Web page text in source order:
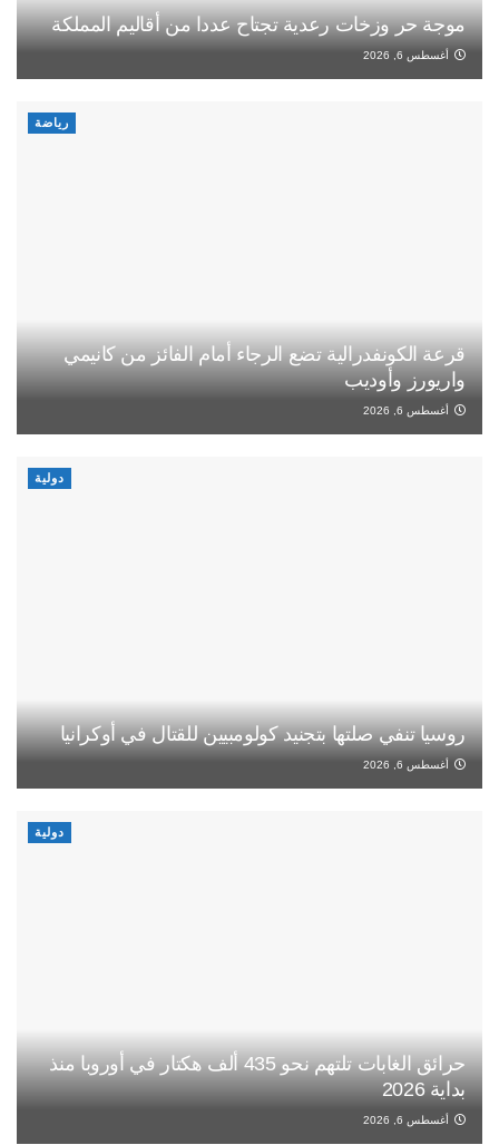
موجة حر وزخات رعدية تجتاح عددا من أقاليم المملكة
أغسطس 6, 2026
رياضة
قرعة الكونفدرالية تضع الرجاء أمام الفائز من كانيمي
واريورز وأوديب
أغسطس 6, 2026
دولية
روسيا تنفي صلتها بتجنيد كولومبيين للقتال في أوكرانيا
أغسطس 6, 2026
دولية
حرائق الغابات تلتهم نحو 435 ألف هكتار في أوروبا منذ
بداية 2026
أغسطس 6, 2026